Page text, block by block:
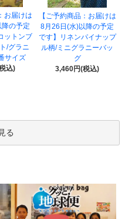
お届けは
の予定
ットンブ
/グラニ
サイズ
込)
【ご予約商品：お届けは
8月26日(水)以降の予定
です】リネンパイナップ
ル柄/ミニグラニーバッ
グ
3,460円(税込)
る